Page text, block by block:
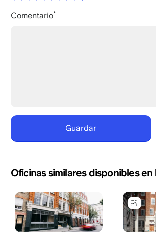
Comentario
Oficinas similares disponibles en